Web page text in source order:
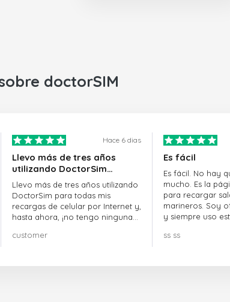
doctorSIM
Hace 6 dias
Llevo más de tres años
utilizando DoctorSim…
Llevo más de tres años utilizando
DoctorSim para todas mis
recargas de celular por Internet y,
hasta ahora, ¡no tengo ninguna
customer
Es fácil
Es fácil. No hay
mucho. Es la
para recargar
marineros. Soy
y siempre uso
ss ss